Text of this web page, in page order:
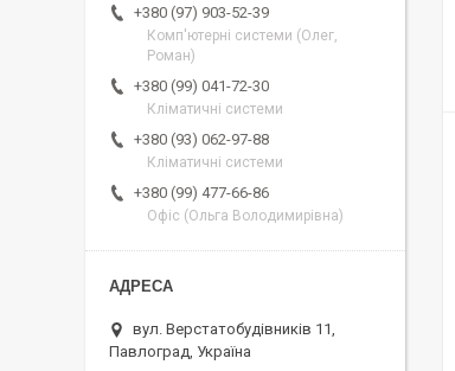
+380 (97) 903-52-39
Комп'ютерні системи (Олег,
Роман)
+380 (99) 041-72-30
Кліматичні системи
+380 (93) 062-97-88
Кліматичні системи
+380 (99) 477-66-86
Офіс (Ольга Володимирівна)
вул. Верстатобудівників 11,
Павлоград, Україна